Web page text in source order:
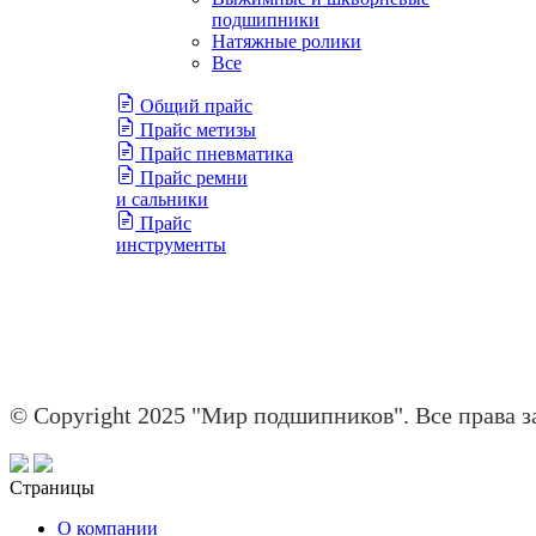
подшипники
Натяжные ролики
Все
Общий прайс
Прайс метизы
Прайс пневматика
Прайс ремни
и сальники
Прайс
инструменты
© Copyright 2025 "Мир подшипников". Все права
Страницы
О компании